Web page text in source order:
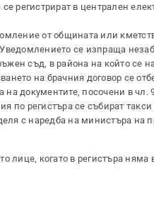
регистрират в централен
от общината или
се изпраща
съд, в района на който се
на брачния договор се
документите, посочени в чл.
по регистъра се събират
с наредба на министъра на
лице, когато в регистъра